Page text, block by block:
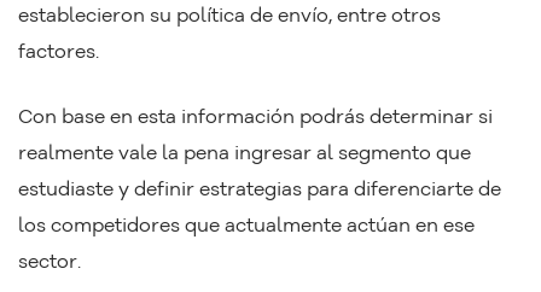
establecieron su política de envío, entre otros
factores.
Con base en esta información podrás determinar si
realmente vale la pena ingresar al segmento que
estudiaste y definir estrategias para diferenciarte de
los competidores que actualmente actúan en ese
sector.